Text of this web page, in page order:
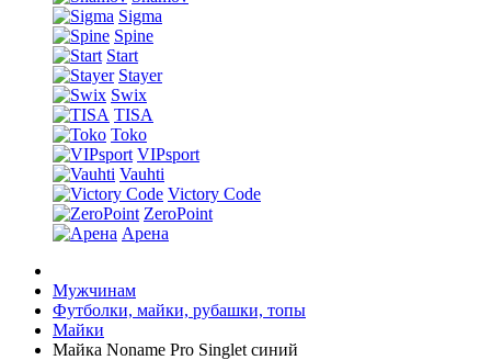
Sigma
Spine
Start
Stayer
Swix
TISA
Toko
VIPsport
Vauhti
Victory Code
ZeroPoint
Арена
Мужчинам
Футболки, майки, рубашки, топы
Майки
Майка Noname Pro Singlet синий